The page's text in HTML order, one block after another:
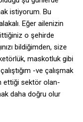
istiyorum. Bu
Eğer ailenizin
o şehirde
bildiğimden, size
maskotluk gibi
-ve çalışmak
ettiği sektör olan-
daha doğru olur